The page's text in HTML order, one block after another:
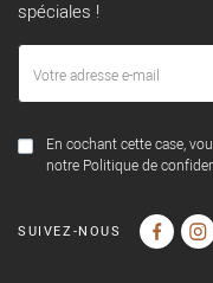
spéciales !
En cochant cette case,
notre Politique de
SUIVEZ-NOUS